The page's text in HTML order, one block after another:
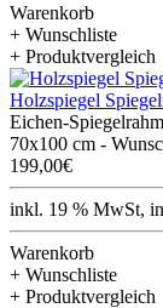
Warenkorb
+ Wunschliste
+ Produktvergleich
Holzspiegel
Eichen-
70x100 cm -
199,00€
inkl. 19 % MwSt,
Warenkorb
+ Wunschliste
+ Produktvergleich